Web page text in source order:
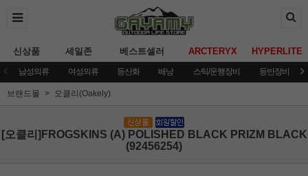
신상품 세일존 베스트셀러 ARCTERYX HYPERLITE
남성의류 여성의류 등산화 배낭 스틱/운행장비 등반장비
브랜드몰 오클리(Oakely)
[오클리]FROGSKINS (A) POLISHED BLACK PRIZM BLACK
(92456254)